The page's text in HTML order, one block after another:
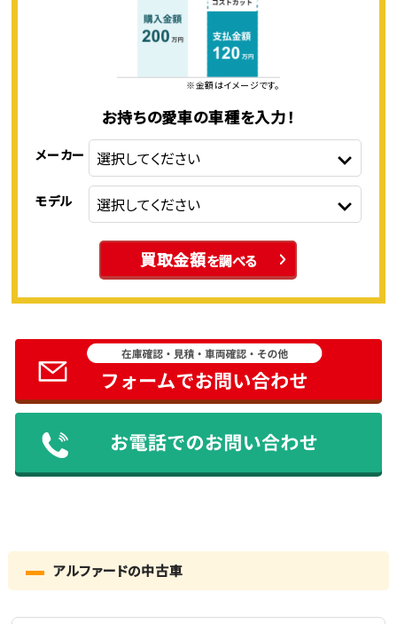
※金額はイメージです。
お持ちの愛車の車種を入力！
メーカー
モデル
買取金額を調べる
アルファードの中古車